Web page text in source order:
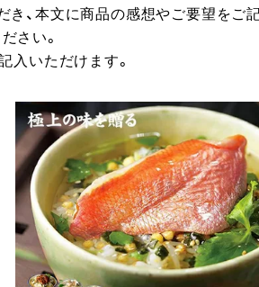
、本文に商品の感想やご要望をご記
さい。
入いただけます。